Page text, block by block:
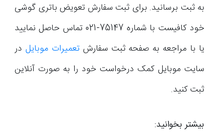
به ثبت برسانید. برای ثبت سفارش تعویض باتری گوشی
خود کافیست با شماره‌ 75147-021 تماس حاصل نمایید
یا با مراجعه به صفحه ثبت سفارشتعمیرات موبایل در
سایت موبایل کمک درخواست خود را به صورت آنلاین
ثبت کنید.
بیشتر بخوانید: